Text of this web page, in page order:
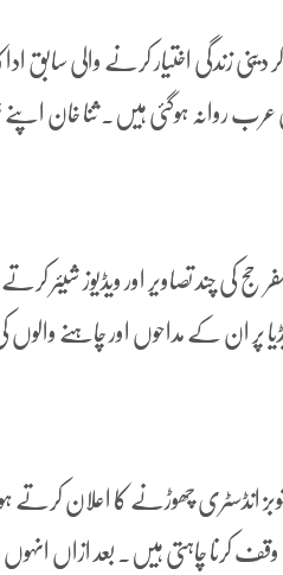
کر دینی زندگی اختیار کرنے والی سابق
ہوگئی ہیں۔ ثنا خان اپنے
کی چند تصاویر اور ویڈیوز شیئر
پر ان کے مداحوں اور چاہنے والوں
کہ ثنا خان نے 2020 میں شوبز انڈسٹری چھوڑنے کا
کرنا چاہتی ہیں۔ بعد ازاں انہوں